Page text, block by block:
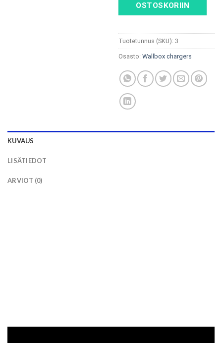
OSTOSKORIIN
Tuotetunnus (SKU): 3
Osasto: Wallbox chargers
KUVAUS
LISÄTIEDOT
ARVIOT (0)